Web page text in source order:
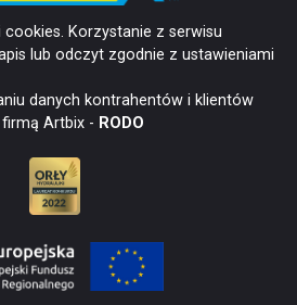
Korzystanie z serwisu
lub odczyt zgodnie z ustawieniami
danych kontrahentów i klientów
Artbix - RODO